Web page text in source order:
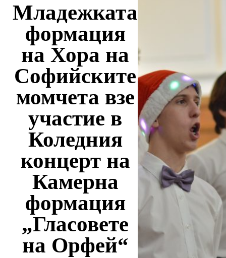
Младежката
формация
на Хора на
Софийските
момчета взе
участие в
Коледния
концерт на
Камерна
формация
„Гласовете
на Орфей“